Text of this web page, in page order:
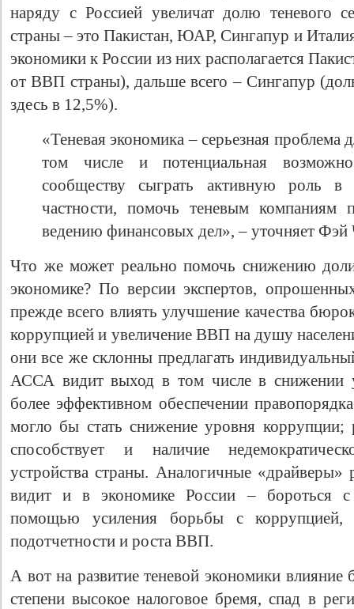
наряду с Россией увеличат долю теневого
страны – это Пакистан, ЮАР, Сингапур и
экономики к России из них располагается
от ВВП страны), дальше всего – Сингапур
здесь в 12,5%).
«Теневая экономика – серьезная проблема
том числе и потенциальная
сообществу сыграть активную роль
частности, помочь теневым компаниям
ведению финансовых дел», – уточняет Фэй
Что же может реально помочь снижению
экономике? По версии экспертов,
прежде всего влиять улучшение качества
коррупцией и увеличение ВВП на душу
они все же склонны предлагать
АССА видит выход в том числе в снижении
более эффективном обеспечении
могло бы стать снижение уровня коррупции;
способствует и наличие
устройства страны. Аналогичные «драйверы»
видит и в экономике России – бороться с
помощью усиления борьбы с коррупцией,
подотчетности и роста ВВП.
А вот на развитие теневой экономики влияние
степени высокое налоговое бремя, спад в